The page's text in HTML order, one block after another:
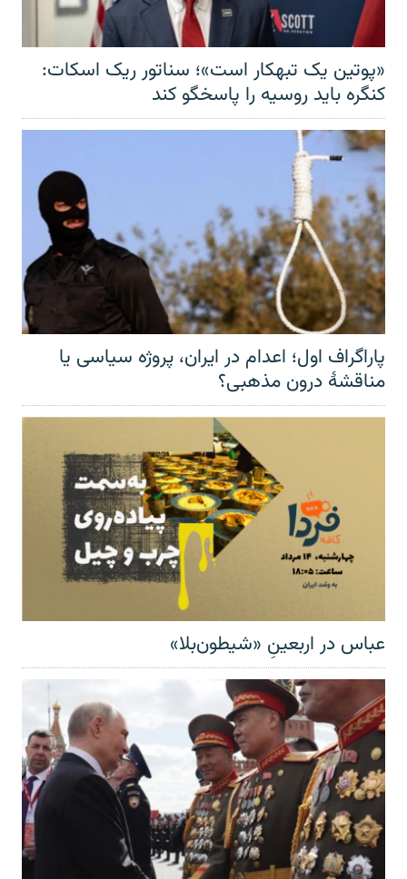
«پوتین یک تبهکار است»؛ سناتور ریک اسکات:
کنگره باید روسیه را پاسخگو کند
پاراگراف اول؛ اعدام در ایران، پروژه سیاسی یا
مناقشهٔ درون مذهبی؟
عباس در اربعینِ «شیطون‌بلا»